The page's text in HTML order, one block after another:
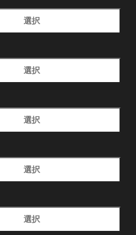
選択
選択
選択
選択
選択